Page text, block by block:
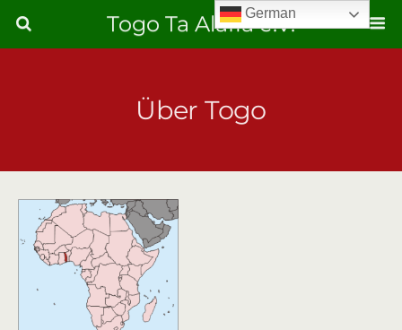
Togo Ta Alafia e.V.
Über Togo
German